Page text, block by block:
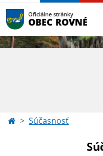
Oficiálne stránky
OBEC ROVNÉ
Súčasnosť